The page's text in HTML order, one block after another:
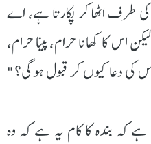
طرف اٹھا کر پکارتا ہے، اے
کھانا حرام، پینا حرام،
کی دعا کیوں کر قبول ہوگی؟"
کہ بندہ کا کام یہ ہے کہ وہ